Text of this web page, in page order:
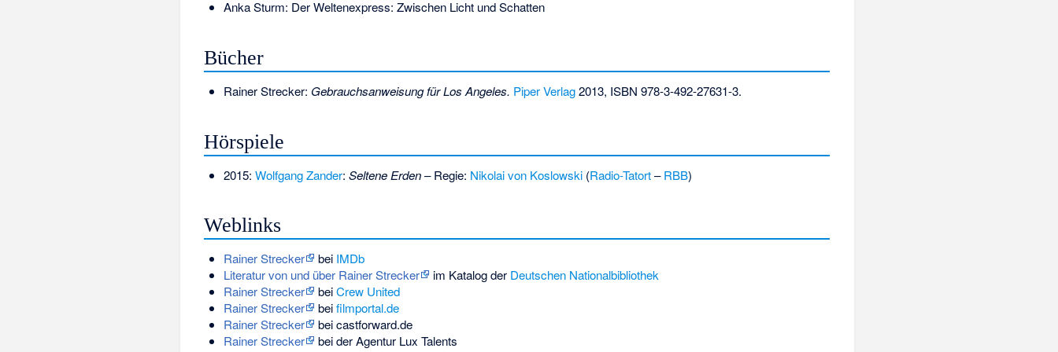
Anka Sturm: Der Weltenexpress: Zwischen Licht und Schatten
Bücher
Rainer Strecker: Gebrauchsanweisung für Los Angeles. Piper Verlag2013, ISBN 978-3-492-27631-3.
Hörspiele
2015: Wolfgang Zander: Seltene Erden– Regie: Nikolai von Koslowski(Radio-Tatort–RBB)
Weblinks
Rainer Strecker bei IMDb
Literatur von und über Rainer Strecker
im Katalog der Deutschen Nationalbibliothek
Rainer Strecker
beiCrew United
Rainer Strecker
beifilmportal.de
Rainer Strecker
bei castforward.de
Rainer Strecker
bei der Agentur Lux Talents